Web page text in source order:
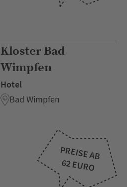
Kloster Bad
Wimpfen
Hotel
Bad Wimpfen
PREISE AB
62 EURO